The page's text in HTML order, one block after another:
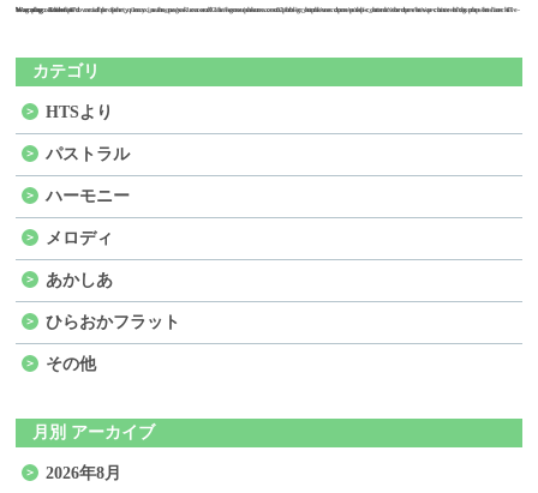
Warning: Undefined variable $the_query in/home/sakuraxex02/hts-grouphome.com/public_html/wordpress/wp-content/themes/hts/archive-blog.phpon line47
Warning: Attempt to read property "max_num_pages" on null in
/home/sakuraxex02/hts-grouphome.com/public_html/wordpress/wp-content/themes/hts/archive-blog.phpon line47
カテゴリ
HTSより
パストラル
ハーモニー
メロディ
あかしあ
ひらおかフラット
その他
月別 アーカイブ
2026年8月